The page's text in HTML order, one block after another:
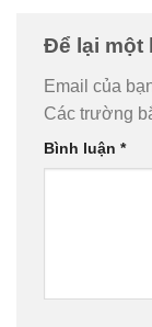
Để lại một
Email của
Các trường
Bình luận *